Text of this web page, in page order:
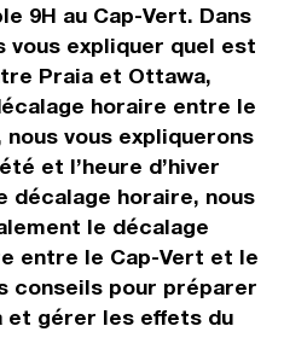
9H au Cap-Vert. Dans
expliquer quel est
Praia et Ottawa,
horaire entre le
vous expliquerons
et l’heure d’hiver
décalage horaire, nous
le décalage
entre le Cap-Vert et le
conseils pour préparer
et gérer les effets du